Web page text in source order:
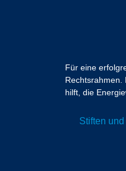
Für eine
Rechtsrahmen.
hilft, die
Stiften